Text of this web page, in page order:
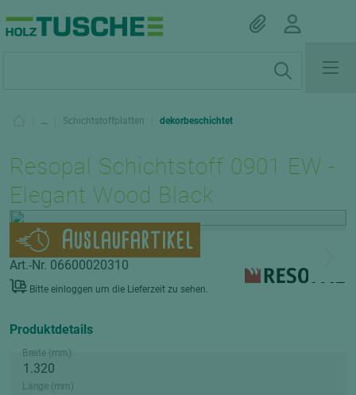
... Schichtstoffplatten dekorbeschichtet
Resopal Schichtstoff 0901 EW -
Elegant Wood Black
Auslaufartikel
Art.-Nr. 06600020310
Bitte einloggen um die Lieferzeit zu sehen.
Produktdetails
Breite (mm)
Länge (mm)